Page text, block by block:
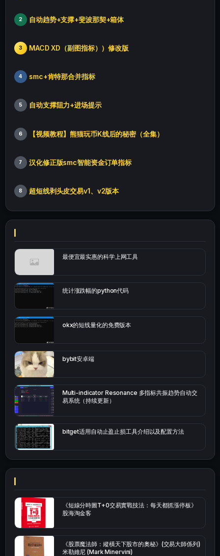
2 自动趋势+支撑+斐波那契+箱体
3 MACD XD（副图指标））修改版
4 smc+肯特那合并指标
5 自动支撑阻力+进场提示
6 【视频教程】熊猫玩币K线后的秘密（全集）
7 汉化修正版smc智能资金订单指标
8 超短线剥头皮交易v1、v2版本
最便宜最实惠的科学上网工具
统计涨跌幅的python代码
okx的短线量化的免费版本
bybit安卓端
Multi-indicator Resonance 多指标共振趋势自动交
易系统（持续更新）
bitget适用自动止盈止损工具介绍以及配置方法
《短線分時圖T+0交易實戰技法：每天都抓漲停板》
股海淘金客
《股票魔法師：縱橫天下股市的奧秘》(交易大師係列)
米勒維尼 (Mark Minervini)